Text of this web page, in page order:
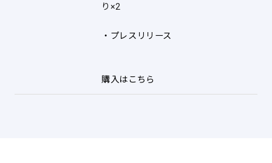
り×2
・プレスリリース
購入はこちら